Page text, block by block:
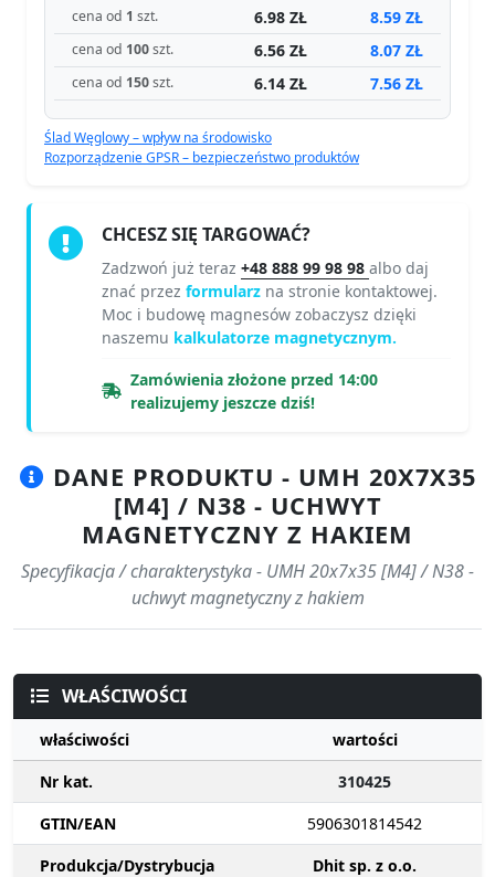
cena od 1 szt. 6.98 ZŁ 8.59 ZŁ
cena od 100szt. 6.56 ZŁ 8.07 ZŁ
cena od 150szt. 6.14 ZŁ 7.56 ZŁ
Ślad Węglowy – wpływ na środowisko
Rozporządzenie GPSR – bezpieczeństwo produktów
CHCESZ SIĘ TARGOWAĆ?
Zadzwoń już teraz +48 888 99 98 98 albo daj
znać przez formularz na stronie kontaktowej.
Moc i budowę magnesów zobaczysz dzięki
naszemu kalkulatorze magnetycznym.
Zamówienia złożone przed 14:00
realizujemy jeszcze dziś!
DANE PRODUKTU - UMH 20X7X35
[M4] / N38 - UCHWYT
MAGNETYCZNY Z HAKIEM
Specyfikacja / charakterystyka - UMH 20x7x35 [M4] / N38 -
uchwyt magnetyczny z hakiem
WŁAŚCIWOŚCI
właściwości
wartości
Nr kat.
310425
GTIN/EAN
5906301814542
Produkcja/Dystrybucja
Dhit sp. z o.o.